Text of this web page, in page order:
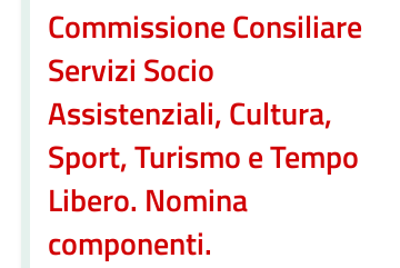
Commissione Consiliare
Servizi Socio
Assistenziali, Cultura,
Sport, Turismo e Tempo
Libero. Nomina
componenti.